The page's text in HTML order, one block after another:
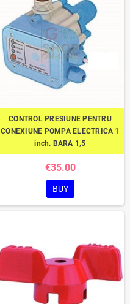
CONTROL PRESIUNE PENTRU
CONEXIUNE POMPA ELECTRICA 1
inch. BARA 1,5
€35.00
BUY